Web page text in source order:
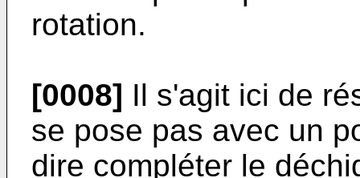
rotation.
[0008] Il s'agit ici de
se pose pas avec un
dire compléter le